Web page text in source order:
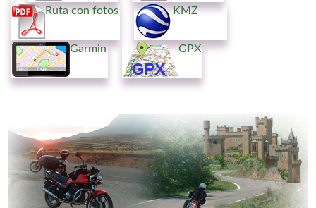
Ruta con fotos KMZ
Garmin GPX